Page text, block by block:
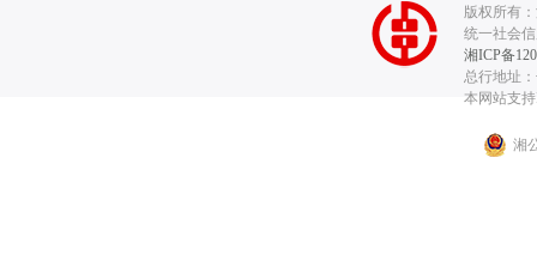
版权所有
统一社会信
湘ICP备
总行地址
本网站支
湘